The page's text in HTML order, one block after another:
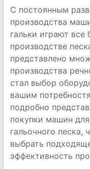
С постоянным
производства
гальки играют
производстве
представлено
производства
стал выбор
вашим
подробно
покупки машин
гальочного песка,
выбрать
эффективность